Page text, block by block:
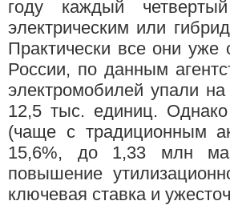
году каждый
электрическим или
Практически все они уже
России, по данным
электромобилей упали
12,5 тыс. единиц.
(чаще с традиционным
15,6%, до 1,33 млн
повышение
ключевая ставка и